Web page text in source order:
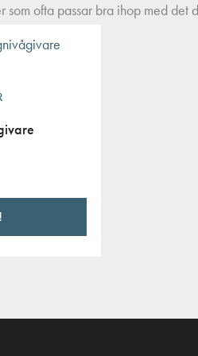
som ofta passar bra ihop med det